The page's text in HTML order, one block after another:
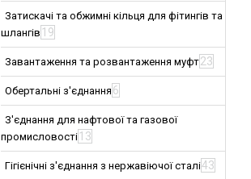
Затискачі та обжимні кільця для фітингів та
шлангів 19
Завантаження та розвантаження муфт23
Обертальні з'єднання 6
З'єднання для нафтової та газової
промисловості 13
Гігієнічні з'єднання з нержавіючої сталі43